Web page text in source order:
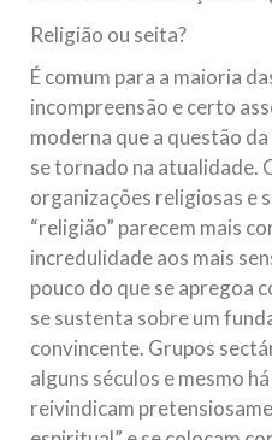
Religião ou seita?
É comum para a maioria
incompreensão e certo
moderna que a questão
se tornado na atualidade.
organizações religiosas e
“religião” parecem mais
incredulidade aos mais
pouco do que se apregoa
se sustenta sobre um
convincente. Grupos
alguns séculos e mesmo
reivindicam